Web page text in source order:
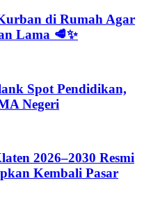
di Rumah Agar
Lama 🥩✨
Spot Pendidikan,
Negeri
2026–2030 Resmi
Kembali Pasar